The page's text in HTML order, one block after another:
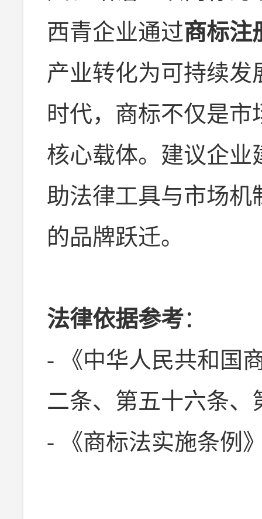
西青企业通过商标注
产业转化为可持续
时代，商标不仅是
核心载体。建议企业
助法律工具与市场机
的品牌跃迁。
法律依据参考：
- 《中华人民共和国
二条、第五十六条、
- 《商标法实施条例